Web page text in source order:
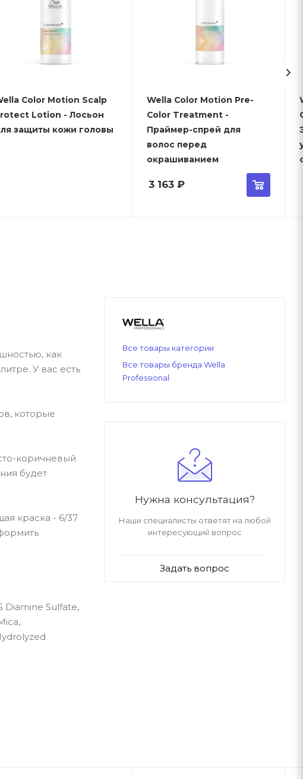
Color Motion Scalp
Lotion - Лосьон
защиты кожи головы
Wella Color Motion Pre-
Color Treatment -
Праймер-спрей для
волос перед
окрашиванием
3 163 ₽
как
У вас есть
которые
коричневый
будет
краска - 6/37
Diamine Sulfate,
Все товары категории
Все товары бренда Wella
Professional
Нужна консультация?
Наши специалисты ответят на любой
интересующий вопрос
Задать вопрос